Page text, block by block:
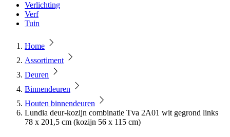
Verlichting
Verf
Tuin
Home
Assortiment
Deuren
Binnendeuren
Houten binnendeuren
Lundia deur-kozijn combinatie Tva 2A01 wit gegrond links
78 x 201,5 cm (kozijn 56 x 115 cm)